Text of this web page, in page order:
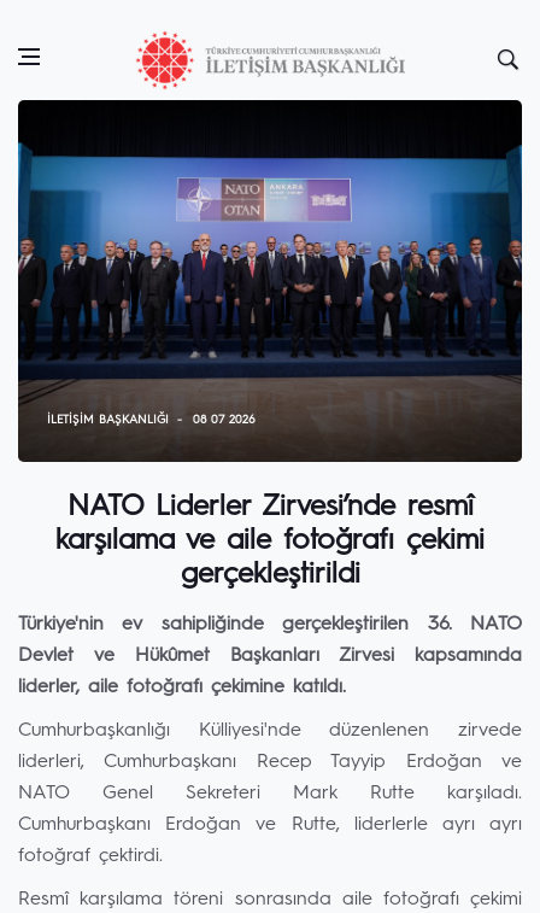
İLETIŞIM BAŞKANLIĞI 08 07 2026
NATO Liderler Zirvesi’nde resmî
karşılama ve aile fotoğrafı çekimi
gerçekleştirildi
Türkiye'nin ev sahipliğinde gerçekleştirilen 36. NATO
Devlet ve Hükûmet Başkanları Zirvesi kapsamında
liderler, aile fotoğrafı çekimine katıldı.
Cumhurbaşkanlığı Külliyesi'nde düzenlenen zirvede
liderleri, Cumhurbaşkanı Recep Tayyip Erdoğan ve
NATO Genel Sekreteri Mark Rutte karşıladı.
Cumhurbaşkanı Erdoğan ve Rutte, liderlerle ayrı ayrı
fotoğraf çektirdi.
Resmî karşılama töreni sonrasında aile fotoğrafı çekimi